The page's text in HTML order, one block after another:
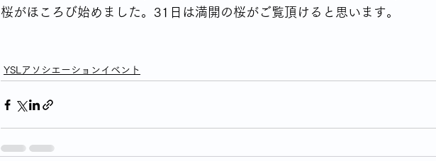
桜がほころび始めました。31日は満開の桜がご覧頂けると思います。
YSLアソシエーションイベント